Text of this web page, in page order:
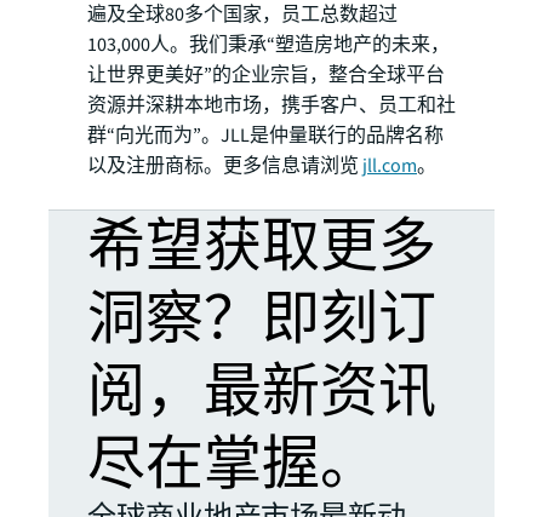
遍及全球80多个国家，员工总数超过
103,000人。我们秉承“塑造房地产的未来，
让世界更美好”的企业宗旨，整合全球平台
资源并深耕本地市场，携手客户、员工和社
群“向光而为”。JLL是仲量联行的品牌名称
以及注册商标。更多信息请浏览 jll.com。
希望获取更多
洞察？即刻订
阅，最新资讯
尽在掌握。